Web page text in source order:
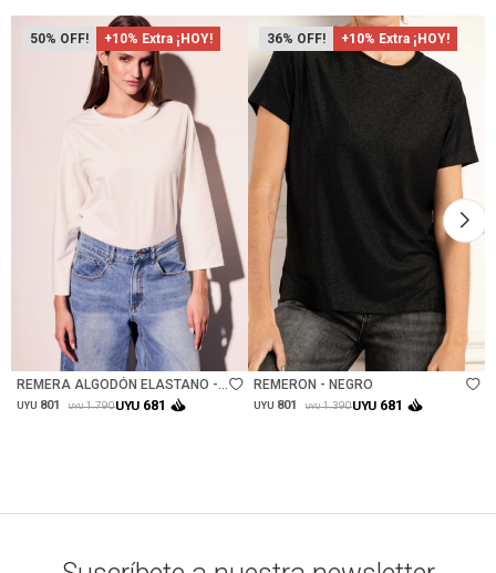
50 +10% Extra ¡HOY!
Talle
REMERA ALGODÓN ELASTANO -
NACAR
UYU 801 UYU 1.790UYU 681
36 +10% Extra ¡HOY!
Talle
REMERON - NEGRO
UYU 801 UYU 1.390UYU 681